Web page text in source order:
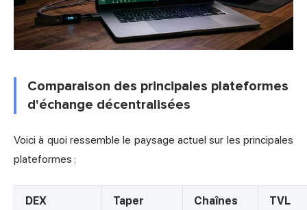
Comparaison des principales plateformes
d'échange décentralisées
Voici à quoi ressemble le paysage actuel sur les principales
plateformes :
DEX Taper Chaînes TVL